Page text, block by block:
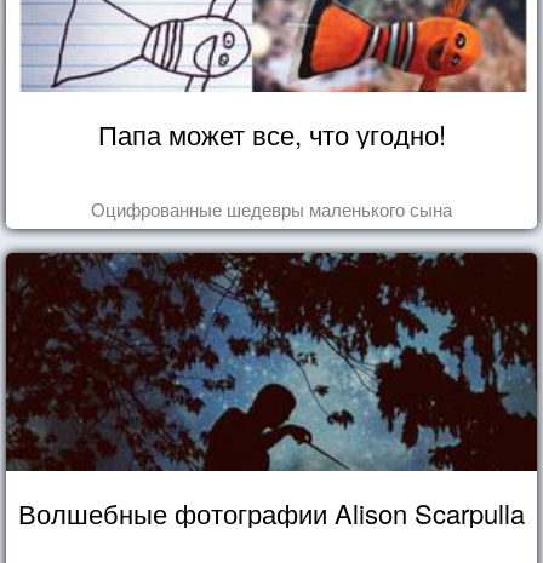
Папа может все, что угодно!
Оцифрованные шедевры маленького сына
Волшебные фотографии Alison Scarpulla